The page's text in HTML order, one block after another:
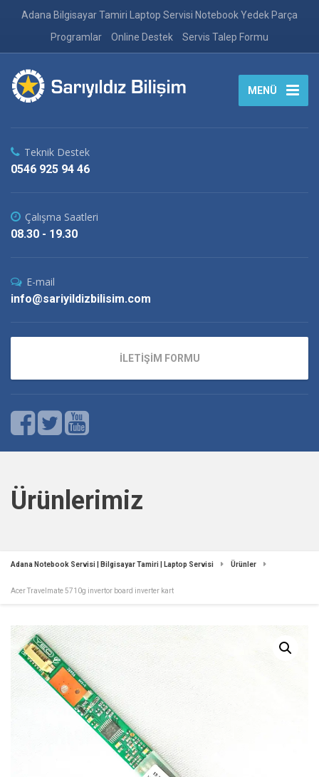
Adana Bilgisayar Tamiri Laptop Servisi Notebook Yedek Parça
Programlar
Online Destek Servis Talep Formu
MENÜ
Teknik Destek
0546 925 94 46
Çalışma Saatleri
08.30 - 19.30
E-mail
info@sariyildizbilisim.com
İLETİŞİM FORMU
Ürünlerimiz
Adana Notebook Servisi | Bilgisayar Tamiri | Laptop Servisi Ürünler
Acer Travelmate 5710g invertor board inverter kart